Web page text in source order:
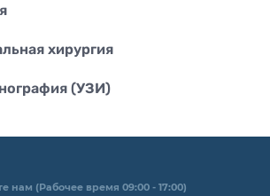
хирургия
(УЗИ)
нам (Рабочее время 09:00 - 17:00)